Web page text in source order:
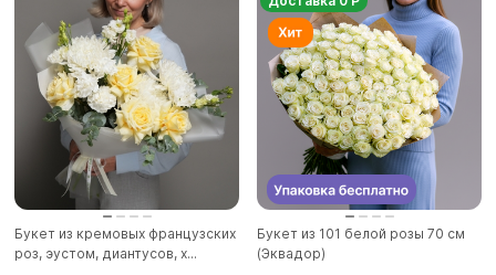
Букет из кремовых французских
роз, эустом, диантусов, х...
Букет из 101 белой розы 70 см
(Эквадор)